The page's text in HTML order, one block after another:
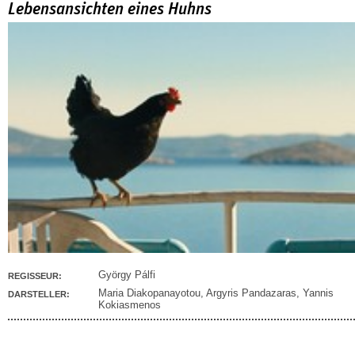
Lebensansichten eines Huhns
REGISSEUR: György Pálfi
DARSTELLER: Maria Diakopanayotou, Argyris Pandazaras, Yannis
Kokiasmenos